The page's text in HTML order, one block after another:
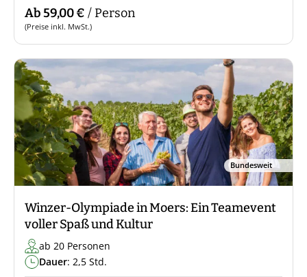
Ab 59,00 € / Person
(Preise inkl. MwSt.)
Bundesweit
Winzer-Olympiade in Moers: Ein Teamevent
voller Spaß und Kultur
ab 20 Personen
Dauer: 2,5 Std.